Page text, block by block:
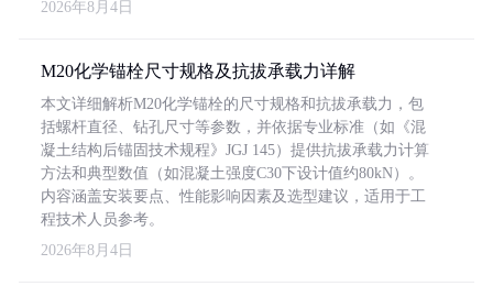
2026年8月4日
M20化学锚栓尺寸规格及抗拔承载力详解
本文详细解析M20化学锚栓的尺寸规格和抗拔承载力，包
括螺杆直径、钻孔尺寸等参数，并依据专业标准（如《混
凝土结构后锚固技术规程》JGJ 145）提供抗拔承载力计算
方法和典型数值（如混凝土强度C30下设计值约80kN）。
内容涵盖安装要点、性能影响因素及选型建议，适用于工
程技术人员参考。
2026年8月4日